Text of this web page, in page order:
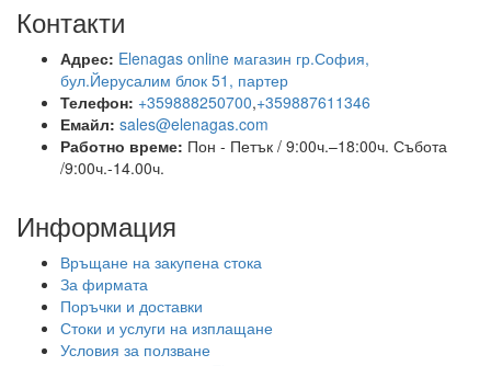
Контакти
Адрес: Elenagas online магазин гр.София,
бул.Йерусалим блок 51, партер
Телефон: +359888250700,+359887611346
Емайл: sales@elenagas.com
Работно време: Пон - Петък / 9:00ч.–18:00ч. Събота
/9:00ч.-14.00ч.
Информация
Връщане на закупена стока
За фирмата
Поръчки и доставки
Стоки и услуги на изплащане
Условия за ползване